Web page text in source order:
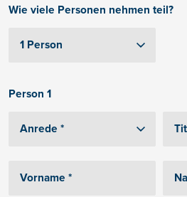
Wie viele Personen nehmen teil?
Person 1